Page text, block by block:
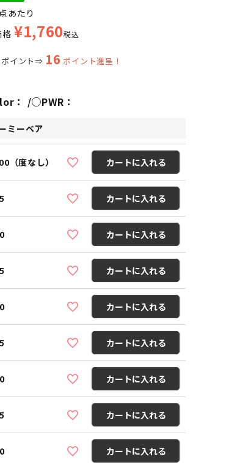
あたり
格 ¥1,760税込
ポイント⇒ 16 ポイント進呈！
： ○PWR：
ミーベア
（度なし） カートに入れる
カートに入れる
カートに入れる
カートに入れる
カートに入れる
カートに入れる
カートに入れる
カートに入れる
カートに入れる